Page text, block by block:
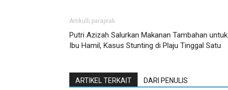
Artikulli paraprak
Putri Azizah Salurkan Makanan Tambahan untuk
Ibu Hamil, Kasus Stunting di Plaju Tinggal Satu
ARTIKEL TERKAIT DARI PENULIS